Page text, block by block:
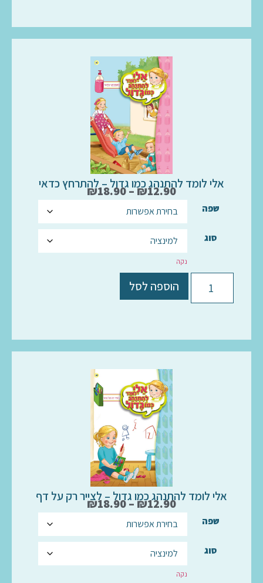
אלי לומד להתנהג כמו גדול – להתרחץ כדאי
₪12.90
–
₪18.90
שפה
סוג
נקה
הוספה לסל
אלי לומד להתנהג כמו גדול – לצייר רק על דף
₪12.90
–
₪18.90
שפה
סוג
נקה